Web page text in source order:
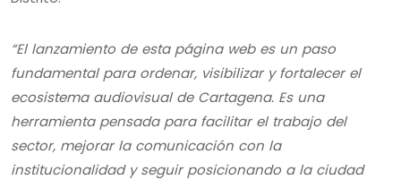
“El lanzamiento de esta página web es un paso
fundamental para ordenar, visibilizar y fortalecer el
ecosistema audiovisual de Cartagena. Es una
herramienta pensada para facilitar el trabajo del
sector, mejorar la comunicación con la
institucionalidad y seguir posicionando a la ciudad